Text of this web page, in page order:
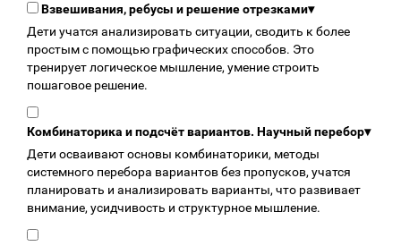
Взвешивания, ребусы и решение отрезками▾
Дети учатся анализировать ситуации, сводить к более
простым с помощью графических способов. Это
тренирует логическое мышление, умение строить
пошаговое решение.
Комбинаторика и подсчёт вариантов. Научный перебор▾
Дети осваивают основы комбинаторики, методы
системного перебора вариантов без пропусков, учатся
планировать и анализировать варианты, что развивает
внимание, усидчивость и структурное мышление.